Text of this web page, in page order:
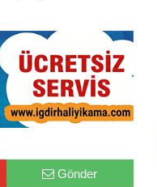
Gönder